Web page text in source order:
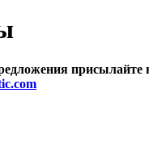
присылайте